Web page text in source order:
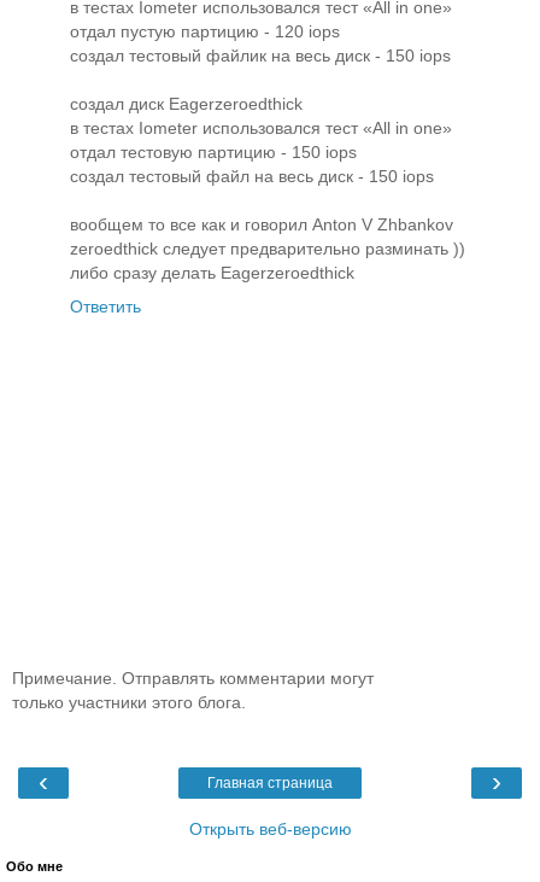
в тестах Iometer использовался тест «All in one»
отдал пустую партицию - 120 iops
создал тестовый файлик на весь диск - 150 iops
создал диск Eagerzeroedthick
в тестах Iometer использовался тест «All in one»
отдал тестовую партицию - 150 iops
создал тестовый файл на весь диск - 150 iops
вообщем то все как и говорил Anton V Zhbankov
zeroedthick следует предварительно разминать ))
либо сразу делать Eagerzeroedthick
Ответить
Примечание. Отправлять комментарии могут
только участники этого блога.
‹ ›
Главная страница
Открыть веб-версию
Обо мне